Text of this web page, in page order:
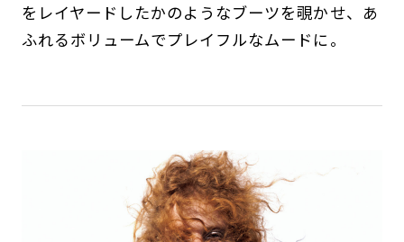
をレイヤードしたかのようなブーツを覗かせ、あ
ふれるボリュームでプレイフルなムードに。